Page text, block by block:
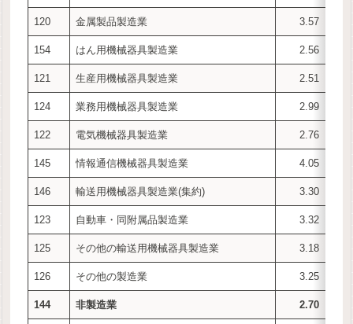
120 金属製品製造業 3.57
154 はん用機械器具製造業 2.56
121 生産用機械器具製造業 2.51
124 業務用機械器具製造業 2.99
122 電気機械器具製造業 2.76
145 情報通信機械器具製造業 4.05
146 輸送用機械器具製造業(集約) 3.30
123 自動車・同附属品製造業 3.32
125 その他の輸送用機械器具製造業 3.18
126 その他の製造業 3.25
144 非製造業 2.70